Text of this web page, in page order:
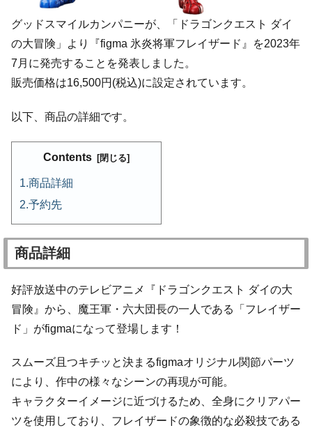
グッドスマイルカンパニーが、「ドラゴンクエスト ダイ
の大冒険」より『figma 氷炎将軍フレイザード』を2023年
7月に発売することを発表しました。
販売価格は16,500円(税込)に設定されています。
以下、商品の詳細です。
Contents
商品詳細
予約先
商品詳細
好評放送中のテレビアニメ『ドラゴンクエスト ダイの大
冒険』から、魔王軍・六大団長の一人である「フレイザー
ド」がfigmaになって登場します！
スムーズ且つキチッと決まるfigmaオリジナル関節パーツ
により、作中の様々なシーンの再現が可能。
キャラクターイメージに近づけるため、全身にクリアパー
ツを使用しており、フレイザードの象徴的な必殺技である